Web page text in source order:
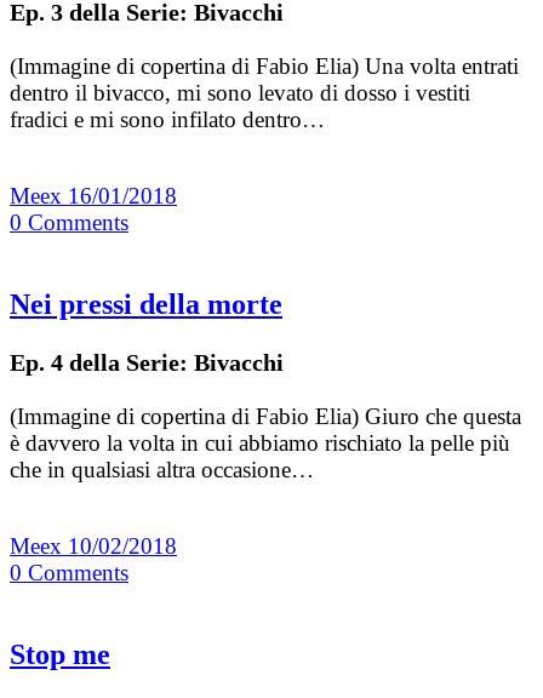
Ep. 3 della Serie: Bivacchi
(Immagine di copertina di Fabio Elia) Una volta entrati
dentro il bivacco, mi sono levato di dosso i vestiti
fradici e mi sono infilato dentro…
Meex 16/01/2018
0 Comments
Nei pressi della morte
Ep. 4 della Serie: Bivacchi
(Immagine di copertina di Fabio Elia) Giuro che questa
è davvero la volta in cui abbiamo rischiato la pelle più
che in qualsiasi altra occasione…
Meex 10/02/2018
0 Comments
Stop me